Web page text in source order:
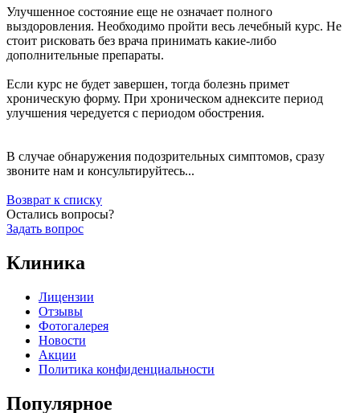
Улучшенное состояние еще не означает полного
выздоровления. Необходимо пройти весь лечебный курс. Не
стоит рисковать без врача принимать какие-либо
дополнительные препараты.
Если курс не будет завершен, тогда болезнь примет
хроническую форму. При хроническом аднексите период
улучшения чередуется с периодом обострения.
В случае обнаружения подозрительных симптомов, сразу
звоните нам и консультируйтесь...
Возврат к списку
Остались вопросы?
Задать вопрос
Клиника
Лицензии
Отзывы
Фотогалерея
Новости
Акции
Политика конфиденциальности
Популярное